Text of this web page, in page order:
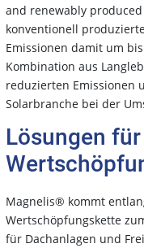
and renewably
konventionell
Emissionen damit um
Kombination aus
reduzierten Emissionen
Solarbranche bei der
Lösungen
Magnelis® kommt
Wertschöpfungskette
für Dachanlagen und